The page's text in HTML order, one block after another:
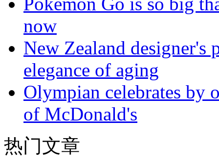
now
New Zealand designer's
elegance of aging
Olympian celebrates by
of McDonald's
热门文章